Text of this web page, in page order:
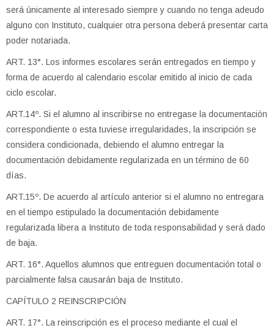
será únicamente al interesado siempre y cuando no tenga adeudo
alguno con Instituto, cualquier otra persona deberá presentar carta
poder notariada.
ART. 13°. Los informes escolares serán entregados en tiempo y
forma de acuerdo al calendario escolar emitido al inicio de cada
ciclo escolar.
ART.14º. Si el alumno al inscribirse no entregase la documentación
correspondiente o esta tuviese irregularidades, la inscripción se
considera condicionada, debiendo el alumno entregar la
documentación debidamente regularizada en un término de 60
días.
ART.15º. De acuerdo al artículo anterior si el alumno no entregara
en el tiempo estipulado la documentación debidamente
regularizada libera a Instituto de toda responsabilidad y será dado
de baja.
ART. 16°. Aquellos alumnos que entreguen documentación total o
parcialmente falsa causarán baja de Instituto.
CAPÍTULO 2 REINSCRIPCIÓN
ART. 17°. La reinscripción es el proceso mediante el cual el